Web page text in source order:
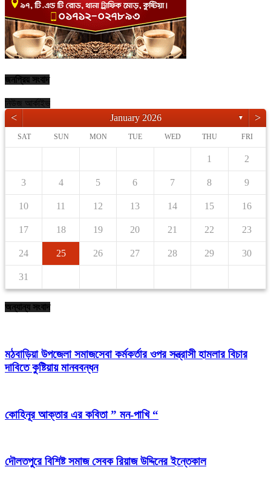
জনপ্রিয় সংবাদ
নিউজ আর্কাইভ
< January 2026 ▼ >
SAT SUN MON TUE WED THU FRI
1 2
3 4 5 6 7 8 9
10 11 12 13 14 15 16
17 18 19 20 21 22 23
24 25 26 27 28 29 30
31
অন্যান্য সংবাদ
মঠবাড়িয়া উপজেলা সমাজসেবা কর্মকর্তার ওপর সন্ত্রাসী হামলার বিচার
দাবিতে কুষ্টিয়ায় মানববন্ধন
কোহিনূর আক্তার এর কবিতা ” মন-পাখি “
দৌলতপুরে বিশিষ্ট সমাজ সেবক রিয়াজ উদ্দিনের ইন্তেকাল